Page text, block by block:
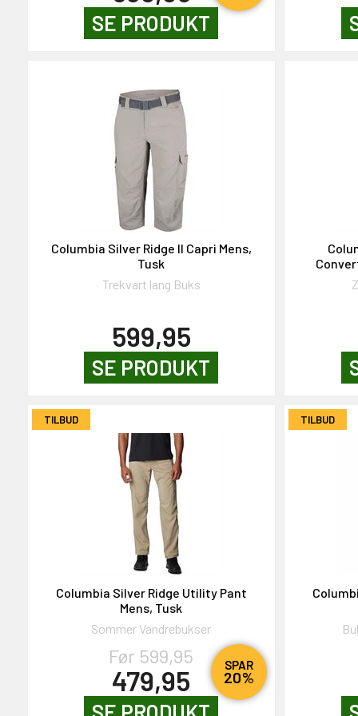
SE PRODUKT
Columbia Silver Ridge II Capri Mens,
Tusk
Trekvart lang Buks
599,95
SE PRODUKT
TILBUD
SPAR
20%
Columbia Silver Ridge Utility Pant
Mens, Tusk
Sommer Vandrebukser
Før 599,95
479,95
TILBUD